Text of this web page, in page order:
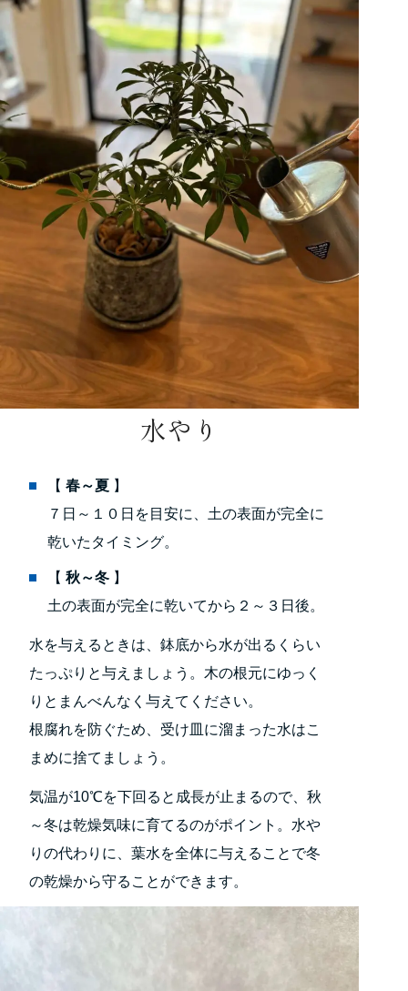
水やり
【 春～夏 】
７日～１０日を目安に、土の表面が完全に
乾いたタイミング。
【 秋～冬】
土の表面が完全に乾いてから２～３日後。
水を与えるときは、鉢底から水が出るくらい
たっぷりと与えましょう。木の根元にゆっく
りとまんべんなく与えてください。
根腐れを防ぐため、受け皿に溜まった水はこ
まめに捨てましょう。
気温が10℃を下回ると成長が止まるので、秋
～冬は乾燥気味に育てるのがポイント。水や
りの代わりに、葉水を全体に与えることで冬
の乾燥から守ることができます。